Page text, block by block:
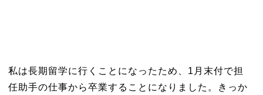
私は長期留学に行くことになったため、1月末付で担
任助手の仕事から卒業することになりました。きっか